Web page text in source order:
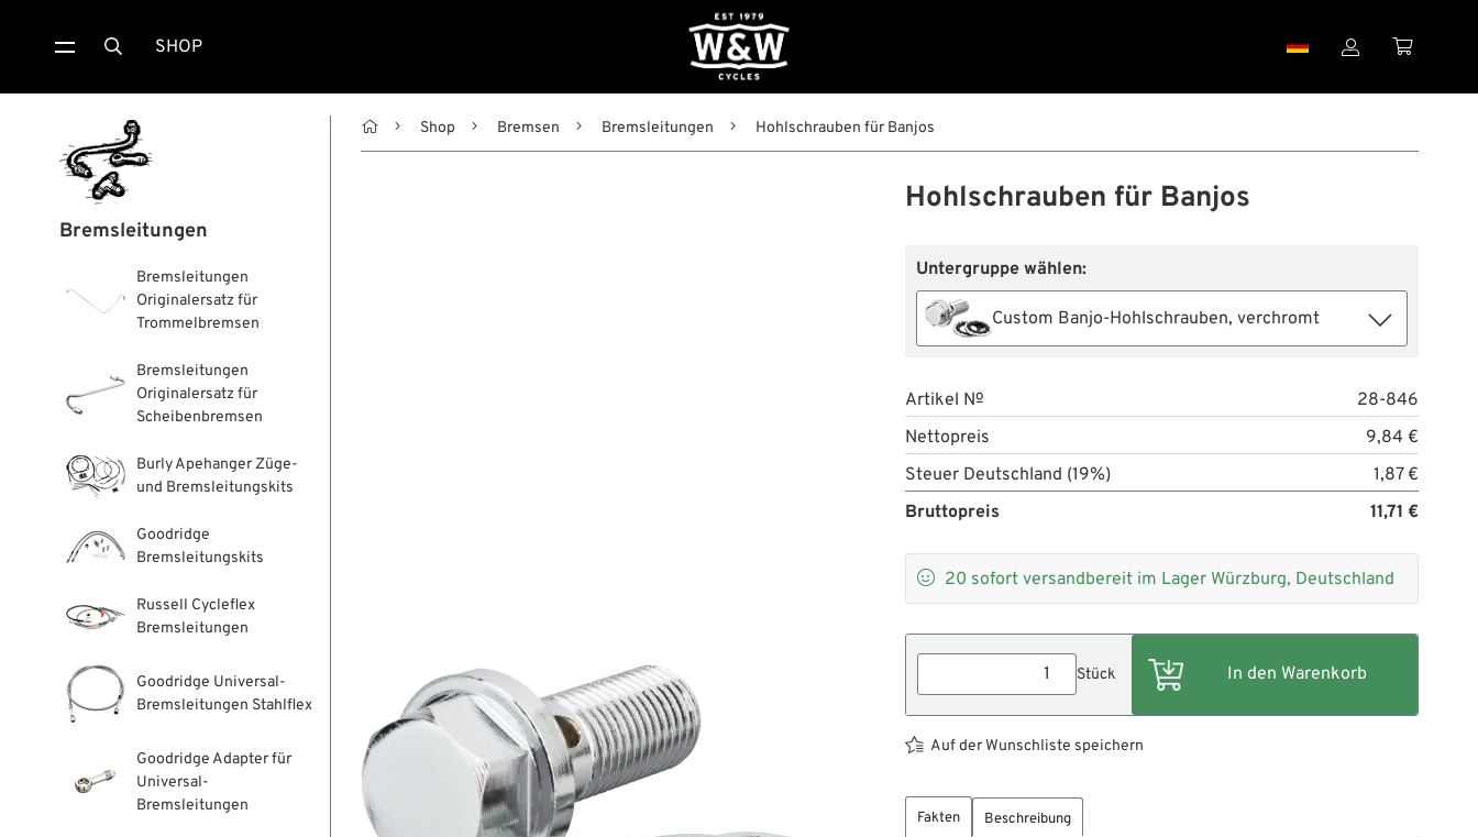
 SHOP  
Bremsleitungen
Bremsleitungen
Originalersatz für
Trommelbremsen
Bremsleitungen
Originalersatz für
Scheibenbremsen
Burly Apehanger Züge-
und Bremsleitungskits
Goodridge
Bremsleitungskits
Russell Cycleflex
Bremsleitungen
Goodridge Universal-
Bremsleitungen Stahlflex
Goodridge Adapter für
Universal-
Bremsleitungen
 Shop Bremsen Bremsleitungen Hohlschrauben für Banjos
Hohlschrauben für Banjos
Untergruppe wählen:
Custom Banjo-Hohlschrauben, verchromt
Artikel №
28-846
Nettopreis
9,84 €
Steuer Deutschland (19%)
1,87 €
Bruttopreis
11,71 €
 20 sofort versandbereit im Lager Würzburg, Deutschland
Stück
Auf der Wunschliste speichern
Fakten Beschreibung